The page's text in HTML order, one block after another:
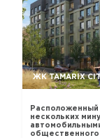
ЖК TAMARIX
нескольких
общественного